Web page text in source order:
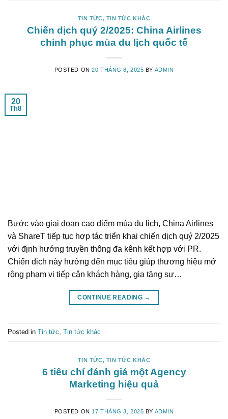
TIN TỨC, TIN TỨC KHÁC
Chiến dịch quý 2/2025: China Airlines
chinh phục mùa du lịch quốc tế
POSTED ON20 THÁNG 8, 2025 BY ADMIN
20
Th8
Bước vào giai đoạn cao điểm mùa du lịch, China Airlines
và ShareT tiếp tục hợp tác triển khai chiến dịch quý 2/2025
với định hướng truyền thông đa kênh kết hợp với PR.
Chiến dịch này hướng đến mục tiêu giúp thương hiệu mở
rộng phạm vi tiếp cận khách hàng, gia tăng sự…
CONTINUE READING →
Posted in Tin tức, Tin tức khác
TIN TỨC, TIN TỨC KHÁC
6 tiêu chí đánh giá một Agency
Marketing hiệu quả
POSTED ON 17 THÁNG 3, 2025 BY ADMIN